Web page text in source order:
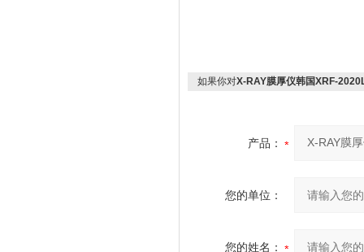
如果你对X-RAY膜厚仪韩国XRF-
产品：
您的单位：
您的姓名：